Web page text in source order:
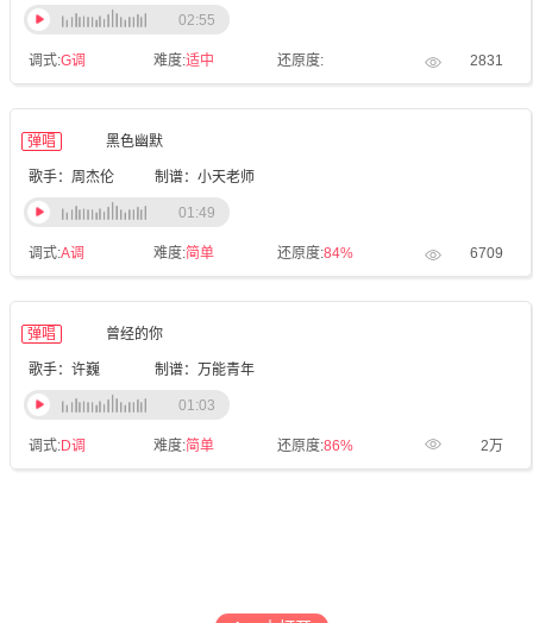
调式:G调 难度:适中 还原度: 2831
02:55
弹唱 黑色幽默
歌手：周杰伦 制谱：小天老师
调式:A调 难度:简单 还原度:84% 6709
01:49
弹唱 曾经的你
歌手：许巍 制谱：万能青年
调式:D调 难度:简单 还原度:86% 2万
01:03